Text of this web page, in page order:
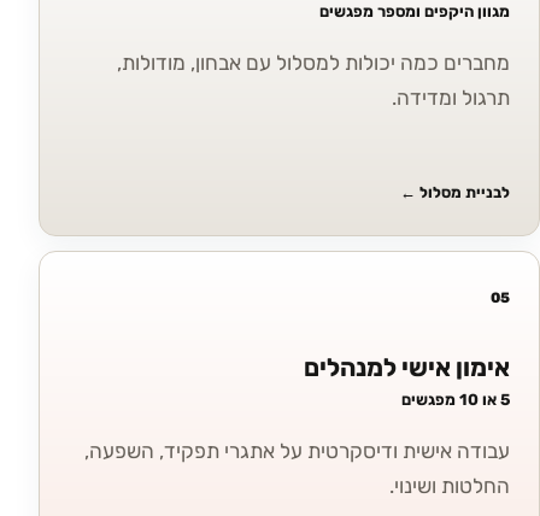
מגוון היקפים ומספר מפגשים
מחברים כמה יכולות למסלול עם אבחון, מודולות,
תרגול ומדידה.
לבניית מסלול ←
05
אימון אישי למנהלים
5 או 10 מפגשים
עבודה אישית ודיסקרטית על אתגרי תפקיד, השפעה,
החלטות ושינוי.